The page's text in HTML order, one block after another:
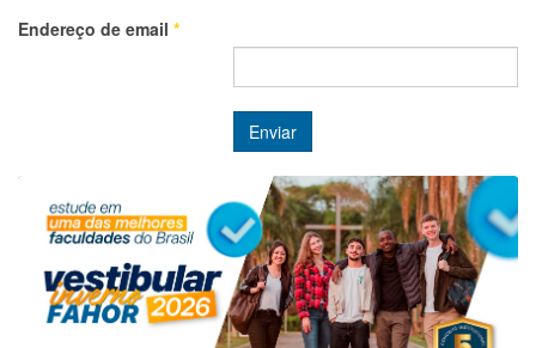
Endereço de email *
Enviar